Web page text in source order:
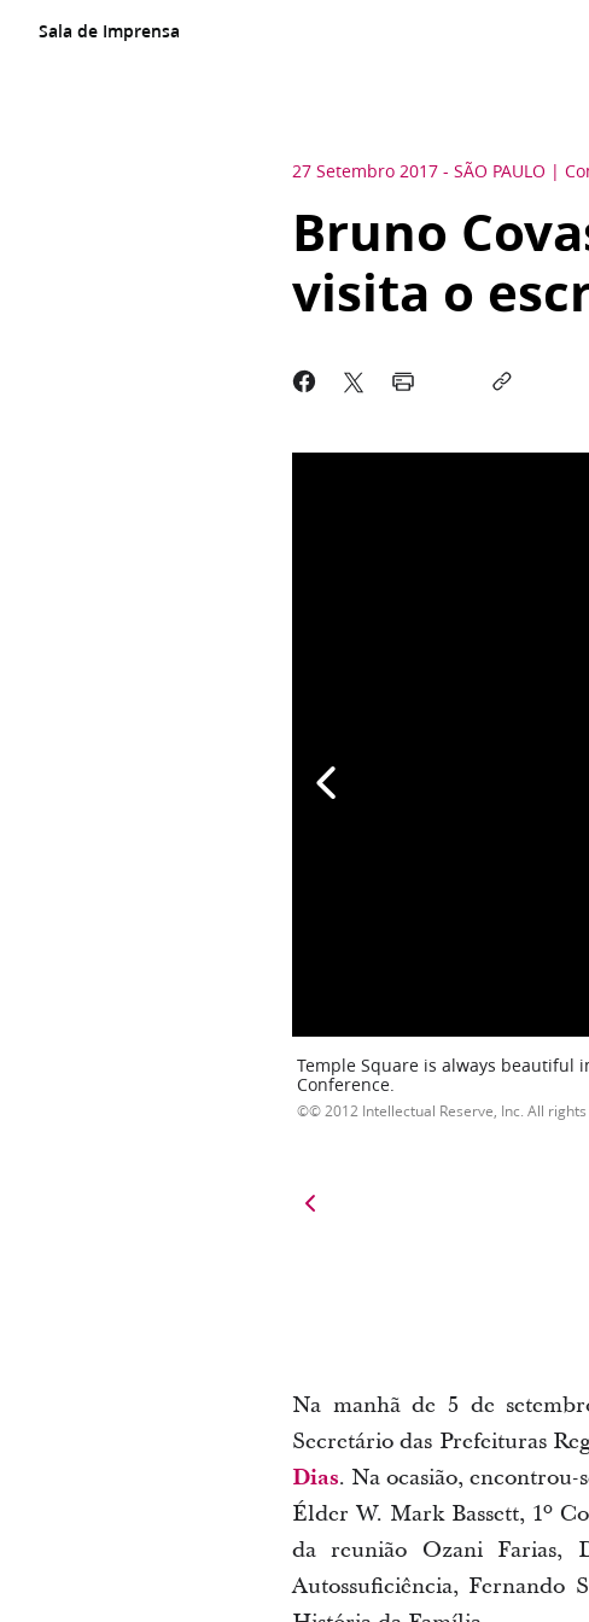
Sala de Imprensa
27 Setembro 2017 - SÃO PAULO
Bruno
visita o
Temple Square is always beautiful
Conference.
© 2012 Intellectual Reserve, Inc. All
Na manhã de 5 de
Secretário das Prefeituras
Dias. Na ocasião,
Élder W. Mark Bassett, 1º
da reunião Ozani Farias,
Autossuficiência, Fernando